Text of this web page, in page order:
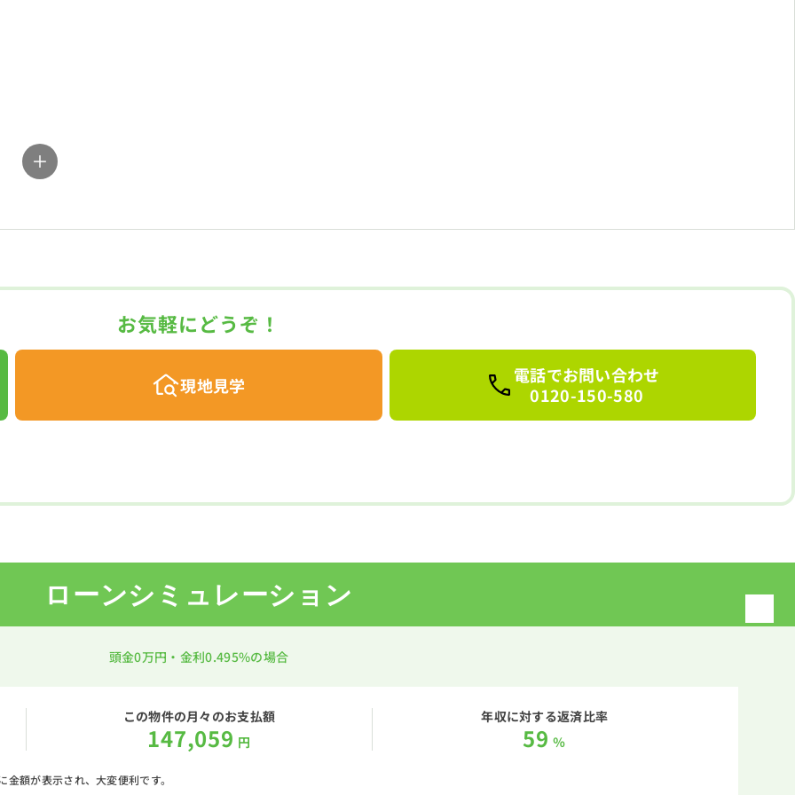
お気軽にどうぞ！
現地見学
電話でお問い合わせ
0120-150-580
ローンシミュレーション
頭金0万円 ・金利0.495%の場合
この物件の月々のお支払額
147,059 円
年収に対する返済比率
59 ％
額が表示され、大変便利です。